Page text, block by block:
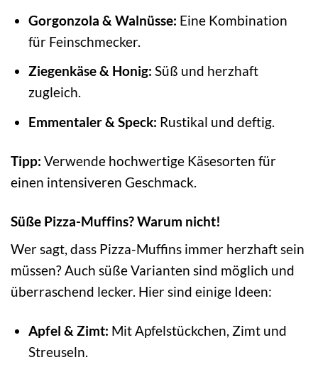
Gorgonzola & Walnüsse: Eine Kombination
für Feinschmecker.
Ziegenkäse & Honig: Süß und herzhaft
zugleich.
Emmentaler & Speck: Rustikal und deftig.
Tipp: Verwende hochwertige Käsesorten für
einen intensiveren Geschmack.
Süße Pizza-Muffins? Warum nicht!
Wer sagt, dass Pizza-Muffins immer herzhaft sein
müssen? Auch süße Varianten sind möglich und
überraschend lecker. Hier sind einige Ideen:
Apfel & Zimt: Mit Apfelstückchen, Zimt und
Streuseln.